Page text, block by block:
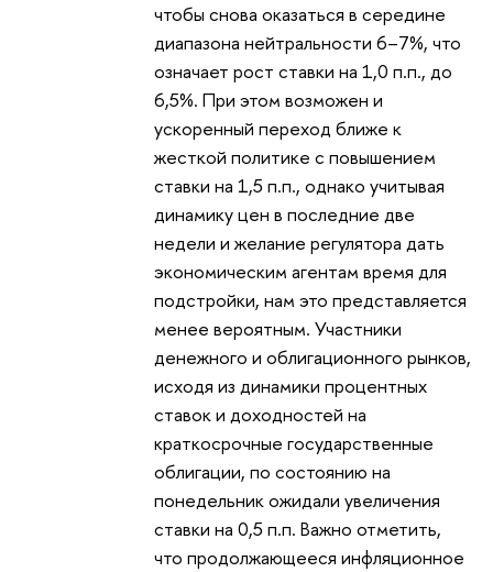
чтобы снова оказаться в середине
диапазона нейтральности 6–7%, что
означает рост ставки на 1,0 п.п., до
6,5%. При этом возможен и
ускоренный переход ближе к
жесткой политике с повышением
ставки на 1,5 п.п., однако учитывая
динамику цен в последние две
недели и желание регулятора дать
экономическим агентам время для
подстройки, нам это представляется
менее вероятным. Участники
денежного и облигационного рынков,
исходя из динамики процентных
ставок и доходностей на
краткосрочные государственные
облигации, по состоянию на
понедельник ожидали увеличения
ставки на 0,5 п.п. Важно отметить,
что продолжающееся инфляционное